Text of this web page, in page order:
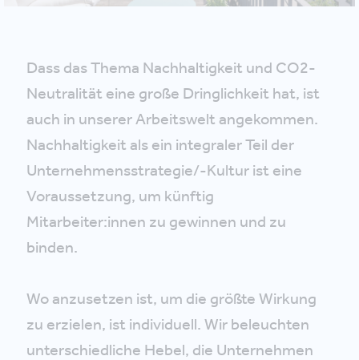
Dass das Thema Nachhaltigkeit und CO2-
Neutralität eine große Dringlichkeit hat, ist
auch in unserer Arbeitswelt angekommen.
Nachhaltigkeit als ein integraler Teil der
Unternehmensstrategie/-Kultur ist eine
Voraussetzung, um künftig
Mitarbeiter:innen zu gewinnen und zu
binden.
Wo anzusetzen ist, um die größte Wirkung
zu erzielen, ist individuell. Wir beleuchten
unterschiedliche Hebel, die Unternehmen